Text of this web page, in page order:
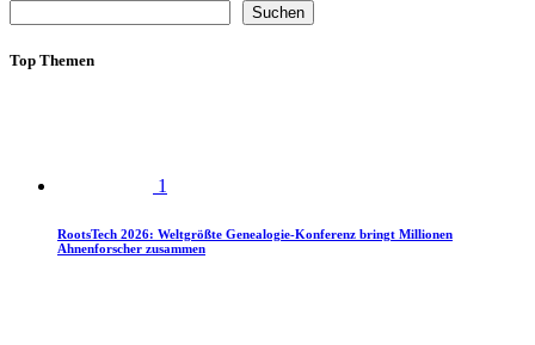
Suchen
Top Themen
1
RootsTech 2026: Weltgrößte Genealogie-Konferenz bringt Millionen
Ahnenforscher zusammen